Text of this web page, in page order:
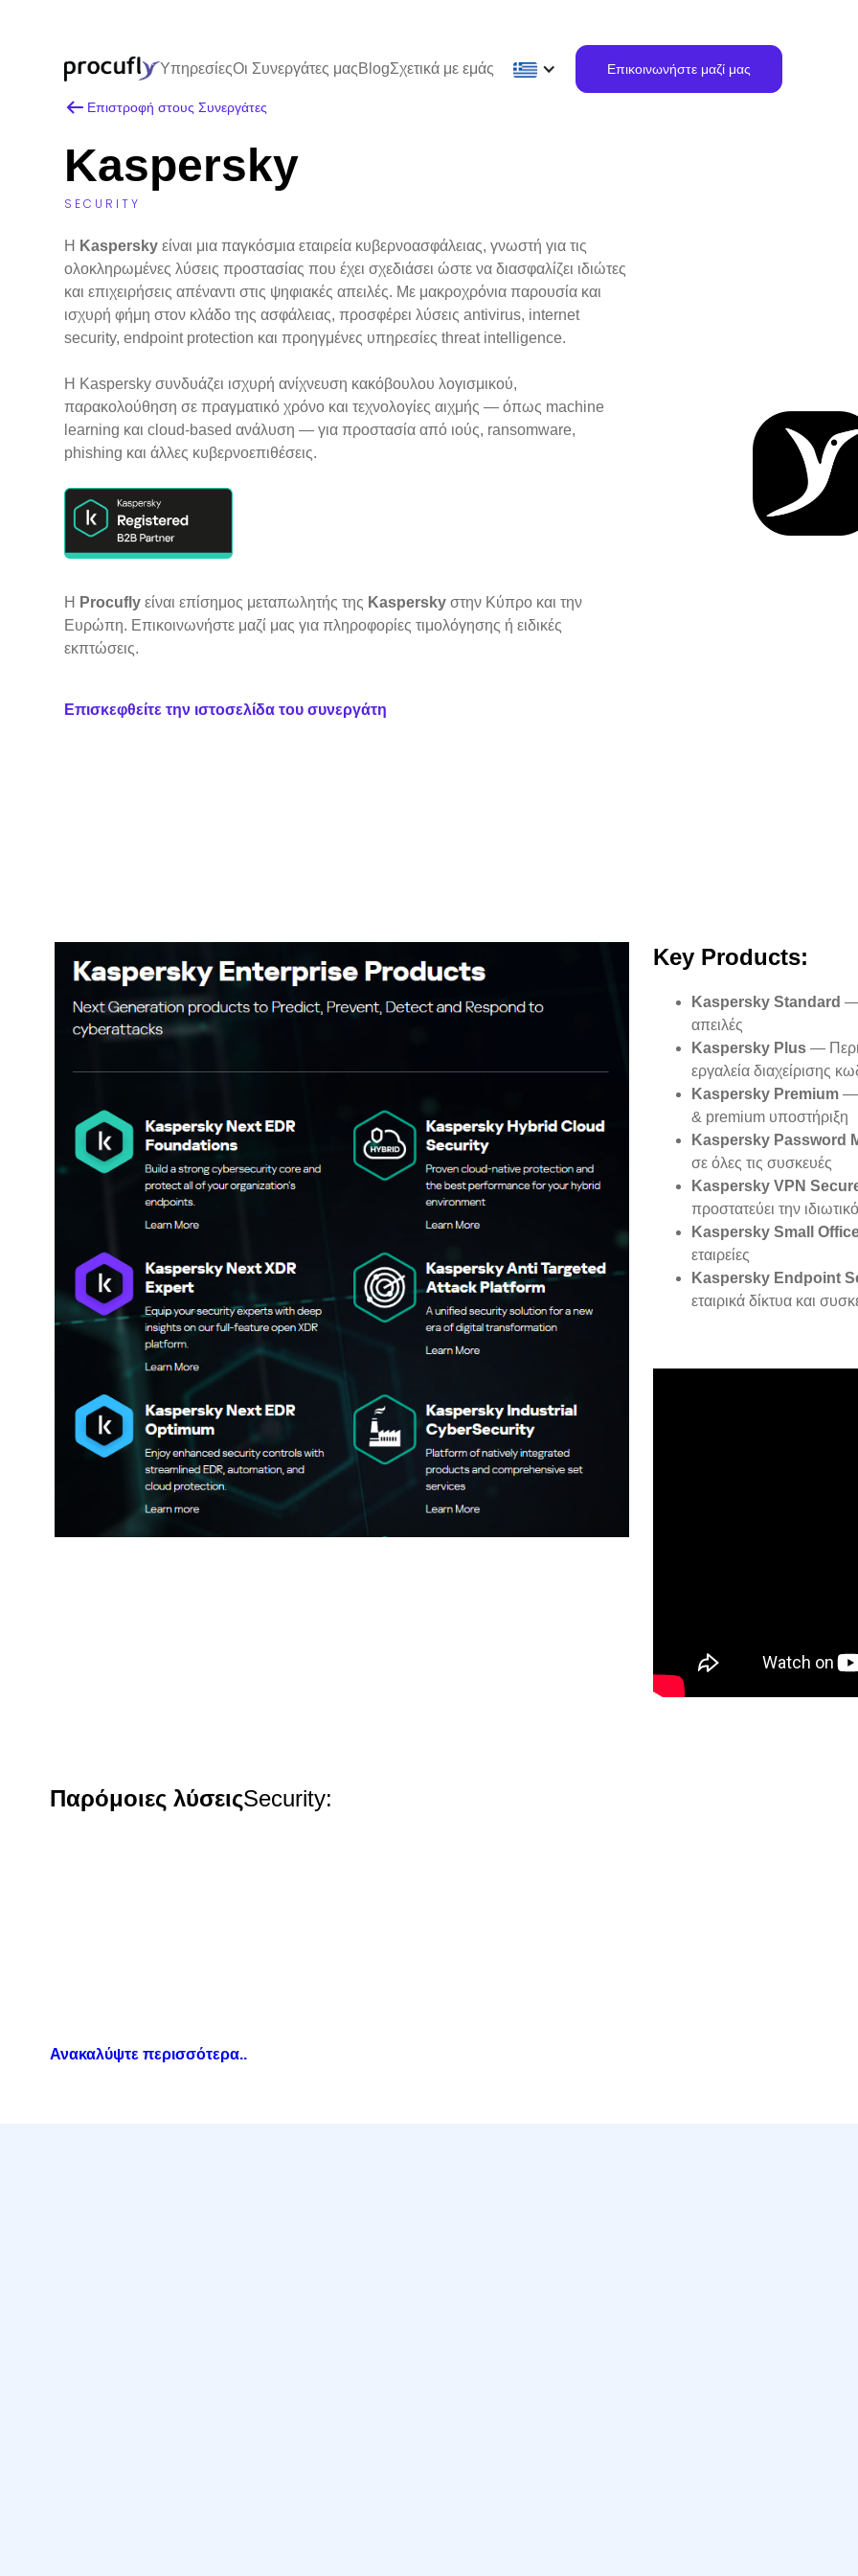
ΥπηρεσίεςΟι Συνεργάτες μαςBlogΣχετικά με εμάς Επικοινωνήστε μαζί μας
Επιστροφή στους Συνεργάτες
Kaspersky
SECURITY
Η Kaspersky είναι μια παγκόσμια εταιρεία κυβερνοασφάλειας, γνωστή για τις
ολοκληρωμένες λύσεις προστασίας που έχει σχεδιάσει ώστε να διασφαλίζει ιδιώτες
και επιχειρήσεις απέναντι στις ψηφιακές απειλές. Με μακροχρόνια παρουσία και
ισχυρή φήμη στον κλάδο της ασφάλειας, προσφέρει λύσεις antivirus, internet
security, endpoint protection και προηγμένες υπηρεσίες threat intelligence.
Η Kaspersky συνδυάζει ισχυρή ανίχνευση κακόβουλου λογισμικού,
παρακολούθηση σε πραγματικό χρόνο και τεχνολογίες αιχμής — όπως machine
learning και cloud-based ανάλυση — για προστασία από ιούς, ransomware,
phishing και άλλες κυβερνοεπιθέσεις.
Η Procufly είναι επίσημος μεταπωλητής της Kaspersky στην Κύπρο και την
Ευρώπη. Επικοινωνήστε μαζί μας για πληροφορίες τιμολόγησης ή ειδικές
εκπτώσεις.
Επισκεφθείτε την ιστοσελίδα του συνεργάτη
Key Products:
Kaspersky Standard —
απειλές
Kaspersky Plus —
εργαλεία διαχείρισης
Kaspersky Premium —
& premium υποστήριξη
Kaspersky Password
σε όλες τις συσκευές
Kaspersky VPN
προστατεύει την
Kaspersky Small
εταιρείες
Kaspersky Endpoint
εταιρικά δίκτυα και
Παρόμοιες λύσειςSecurity:
Ανακαλύψτε περισσότερα..